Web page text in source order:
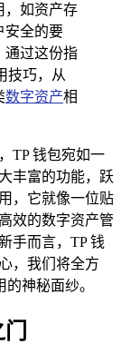
，如资产存
安全的要
通过这份指
技巧，从
数字资产相
TP 钱包宛如一
丰富的功能，跃
，它就像一位贴
效的数字资产管
手而言，TP 钱
，我们将全方
神秘面纱。